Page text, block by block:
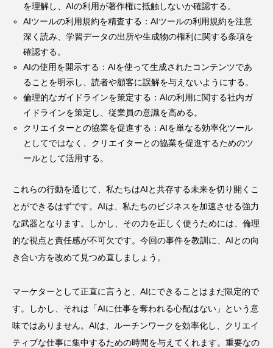
を理解し、AIの利用が著作権に抵触しないか確認する。
AIツールの利用規約を精査する：AIツールの利用規約を注意
深く読み、学習データの出所や生成物の権利に関する条項を
確認する。
AIの使用を開示する：AIを使って生成されたコンテンツであ
ることを明示し、読者や顧客に誤解を与えないようにする。
倫理的なガイドラインを策定する：AIの利用に関する社内ガ
イドラインを策定し、従業員の意識を高める。
クリエイターとの協業を促進する：AIを単なる効率化ツール
としてではなく、クリエイターとの協業を促進するためのツ
ールとして活用する。
これらの行動を通じて、私たちはAIと共存する未来を切り開くこ
とができるはずです。AIは、私たちのビジネスを加速させる強力
な武器となります。しかし、その力を正しく使うためには、倫理
的な視点と責任感が不可欠です。今回の事件を教訓に、AIとの向
き合い方を改めて見つめ直しましょう。
マーケターとして正直に言うと、AIにできることはまだ限定的で
す。しかし、それは「AIに仕事を奪われる心配はない」という意
味ではありません。AIは、ルーチンワークを効率化し、クリエイ
ティブな仕事に集中するための時間を与えてくれます。重要なの